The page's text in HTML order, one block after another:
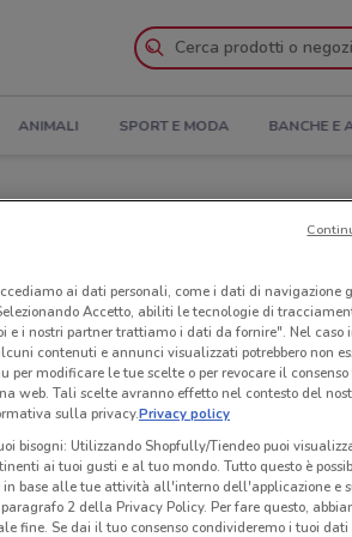
ANIMALI SPORT E MODA BANCHE E
ai dati personali, come i dati di navigazione
Accetto, abiliti le tecnologie di
e i nostri partner trattiamo i dati da fornire". Nel caso
contenuti e annunci visualizzati potrebbero non
per modificare le tue scelte o per revocare il
web. Tali scelte avranno effetto nel contesto del
sulla privacy.Privacy policy
bisogni: Utilizzando Shopfully/Tiendeo puoi
ai tuoi gusti e al tuo mondo. Tutto questo è
base alle tue attività all'interno dell'applicazione e
2 della Privacy Policy. Per fare questo,
fine. Se dai il tuo consenso condivideremo i tuoi dati